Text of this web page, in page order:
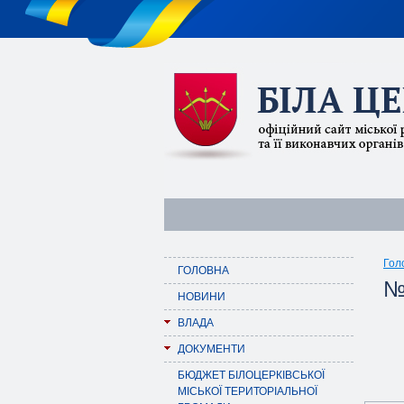
ГОЛОВНА
НОВИНИ
ВЛАДА
ДОКУМЕНТИ
БЮДЖЕТ БІЛОЦЕРКІВСЬКОЇ
МІСЬКОЇ ТЕРИТОРІАЛЬНОЇ
№